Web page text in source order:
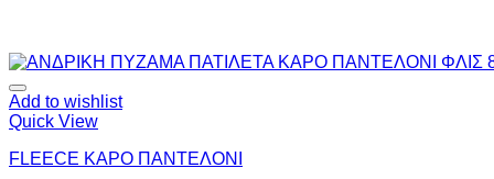
Add to wishlist
Quick View
FLEECE ΚΑΡΟ ΠΑΝΤΕΛΟΝΙ